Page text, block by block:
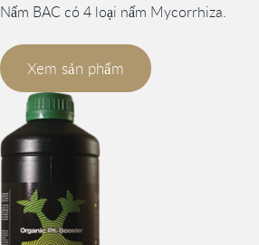
Nấm BAC có 4 loại nấm Mycorrhiza.
Xem sản phẩm